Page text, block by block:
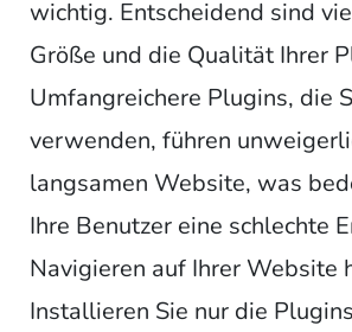
wichtig. Entscheidend sind
Größe und die Qualität Ihrer
Umfangreichere Plugins, die
verwenden, führen
langsamen Website, was
Ihre Benutzer eine schlechte
Navigieren auf Ihrer Website
Installieren Sie nur die